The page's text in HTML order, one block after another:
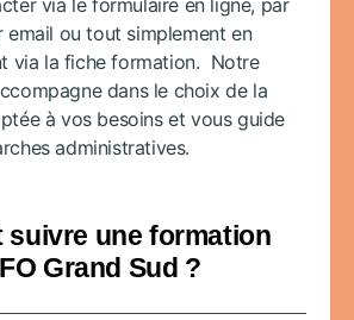
via le formulaire en ligne, par
email ou tout simplement en
via la fiche formation. Notre
dans le choix de la
à vos besoins et vous guide
administratives.
suivre une formation
Grand Sud ?